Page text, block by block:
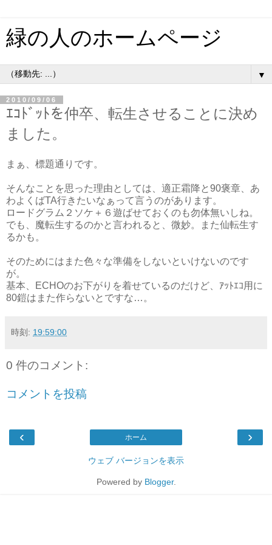
緑の人のホームページ
▼
2010/09/06
ｴｺﾄﾞｯﾄを仲卒、転生させることに決め
ました。
まぁ、標題通りです。
そんなことを思った理由としては、適正霜降と90褒章、あ
わよくばTA行きたいなぁって言うのがあります。
ロードグラム２ソケ＋６遊ばせておくのも勿体無いしね。
でも、魔転生するのかと言われると、微妙。また仙転生す
るかも。
そのためにはまた色々な準備をしないといけないのです
が。
基本、ECHOのお下がりを着せているのだけど、ｱｯﾄｴｺ用に
80鎧はまた作らないとですな…。
時刻: 19:59:00
0 件のコメント:
コメントを投稿
‹ ›
ホーム
ウェブ バージョンを表示
Powered by Blogger.